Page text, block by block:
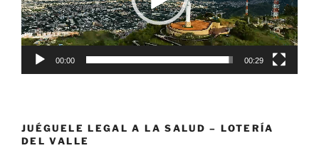
00:00 00:29
JUÉGUELE LEGAL A LA SALUD – LOTERÍA
DEL VALLE